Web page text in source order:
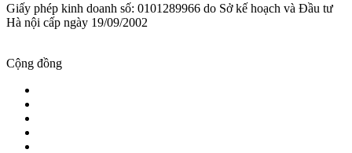
Giấy phép kinh doanh số: 0101289966 do Sở kế hoạch và Đầu tư
Hà nội cấp ngày 19/09/2002
Cộng đồng